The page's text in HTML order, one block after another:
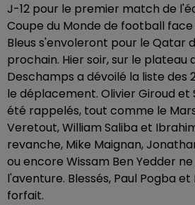
J-12 pour le premier match de
Coupe du Monde de football face
Bleus s'envoleront pour le Qatar
prochain. Hier soir, sur le plateau
Deschamps a dévoilé la liste des
le déplacement. Olivier Giroud et
été rappelés, tout comme le
Veretout, William Saliba et
revanche, Mike Maignan,
ou encore Wissam Ben Yedder
l'aventure. Blessés, Paul Pogba
forfait.